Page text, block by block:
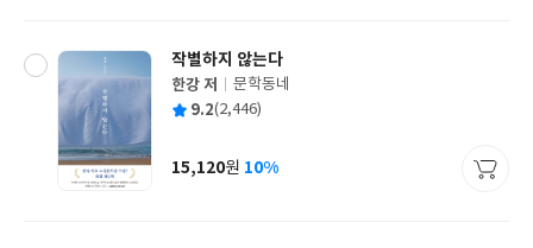
작별하지 않는다
글
쓴
한강 저
출
사
문학동네
평 9.2(2,446)
가
15,120원 10%